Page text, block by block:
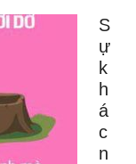
S
ự
k
h
á
c
n